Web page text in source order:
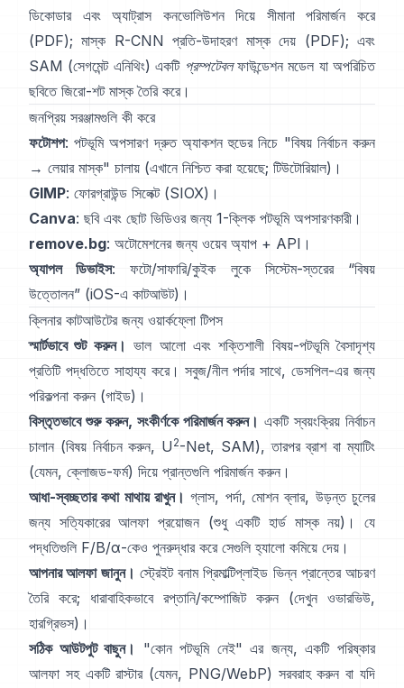
ডিকোডার এবং অ্যাট্রাস কনভোলিউশন দিয়ে সীমানা পরিমার্জন করে
(PDF); মাস্ক R-CNN প্রতি-উদাহরণ মাস্ক দেয় (PDF); এবং
SAM (সেগমেন্ট এনিথিং) একটি প্রম্পটেবলফাউন্ডেশন মডেল যা অপরিচিত
ছবিতে জিরো-শট মাস্ক তৈরি করে।
জনপ্রিয় সরঞ্জামগুলি কী করে
ফটোশপ:পটভূমি অপসারণদ্রুত অ্যাকশন হুডের নিচে "বিষয় নির্বাচন করুন
→ লেয়ার মাস্ক" চালায় (এখানে নিশ্চিত করা হয়েছে; টিউটোরিয়াল)।
GIMP: ফোরগ্রাউন্ড সিলেক্ট(SIOX)।
Canva: ছবি এবং ছোট ভিডিওর জন্য 1-ক্লিক পটভূমি অপসারণকারী ।
remove.bg: অটোমেশনের জন্য ওয়েব অ্যাপ + API ।
অ্যাপল ডিভাইস: ফটো/সাফারি/কুইক লুকে সিস্টেম-স্তরের “বিষয়
উত্তোলন” (iOS-এ কাটআউট)।
ক্লিনার কাটআউটের জন্য ওয়ার্কফ্লো টিপস
স্মার্টভাবে শুট করুন। ভাল আলো এবং শক্তিশালী বিষয়-পটভূমি বৈসাদৃশ্য
প্রতিটি পদ্ধতিতে সাহায্য করে। সবুজ/নীল পর্দার সাথে, ডেসপিল-এর জন্য
পরিকল্পনা করুন (গাইড)।
বিস্তৃতভাবে শুরু করুন, সংকীর্ণকে পরিমার্জন করুন। একটি স্বয়ংক্রিয় নির্বাচন
চালান (বিষয় নির্বাচন করুন, U 2-Net, SAM), তারপর ব্রাশ বা ম্যাটিং
(যেমন, ক্লোজড-ফর্ম) দিয়ে প্রান্তগুলি পরিমার্জন করুন।
আধা-স্বচ্ছতার কথা মাথায় রাখুন। গ্লাস, পর্দা, মোশন ব্লার, উড়ন্ত চুলের
জন্য সত্যিকারের আলফা প্রয়োজন (শুধু একটি হার্ড মাস্ক নয়)। যে
পদ্ধতিগুলি F/B/α-কেও পুনরুদ্ধার করে সেগুলি হ্যালো কমিয়ে দেয়।
আপনার আলফা জানুন। স্ট্রেইট বনাম প্রিমাল্টিপ্লাইড ভিন্ন প্রান্তের আচরণ
তৈরি করে; ধারাবাহিকভাবে রপ্তানি/কম্পোজিট করুন (দেখুন ওভারভিউ,
হারগ্রিভস)।
সঠিক আউটপুট বাছুন।
"কোন পটভূমি নেই" এর জন্য, একটি পরিষ্কার
আলফা সহ একটি রাস্টার (যেমন, PNG/WebP) সরবরাহ করুন বা যদি